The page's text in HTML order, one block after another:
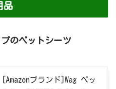
品
のペットシーツ
[Amazonブランド]Wag ペッ